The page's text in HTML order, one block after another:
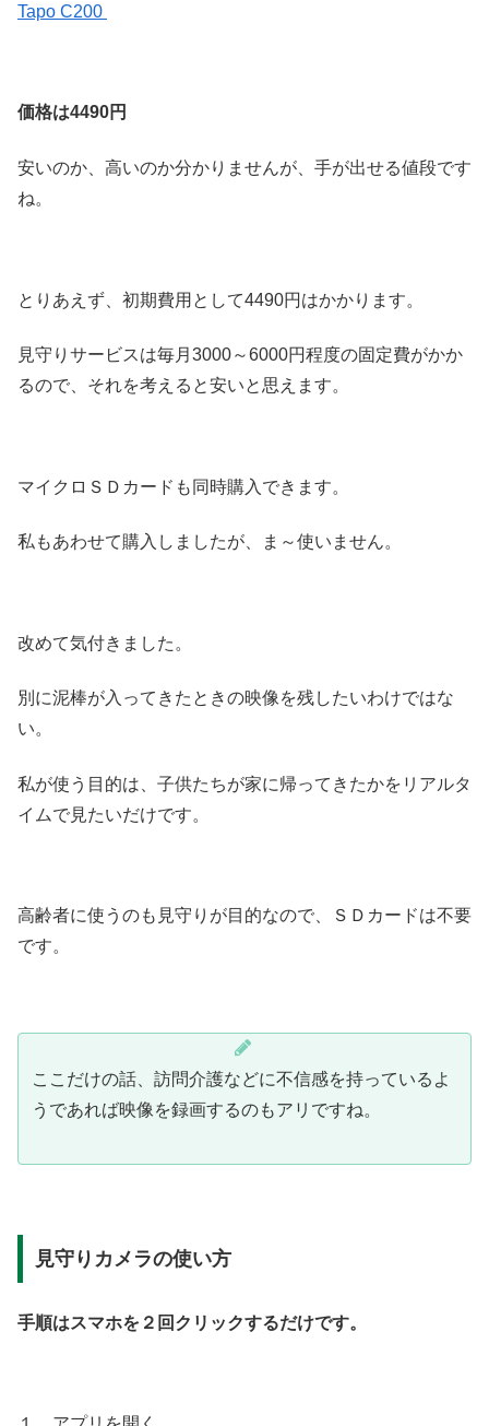
Tapo C200
価格は4490円
安いのか、高いのか分かりませんが、手が出せる値段です
ね。
とりあえず、初期費用として4490円はかかります。
見守りサービスは毎月3000～6000円程度の固定費がかか
るので、それを考えると安いと思えます。
マイクロＳＤカードも同時購入できます。
私もあわせて購入しましたが、ま～使いません。
改めて気付きました。
別に泥棒が入ってきたときの映像を残したいわけではな
い。
私が使う目的は、子供たちが家に帰ってきたかをリアルタ
イムで見たいだけです。
高齢者に使うのも見守りが目的なので、ＳＤカードは不要
です。
ここだけの話、訪問介護などに不信感を持っているよ
うであれば映像を録画するのもアリですね。
見守りカメラの使い方
手順はスマホを２回クリックするだけです。